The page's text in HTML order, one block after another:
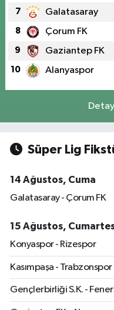
7 Galatasaray
8 Çorum FK
9 Gaziantep FK
10 Alanyaspor
Süper Lig
14 Ağustos, Cuma
Galatasaray - Çorum FK
15 Ağustos,
Konyaspor - Rizespor
Kasımpaşa - Trabzonspor
Gençlerbirliği S.K. -